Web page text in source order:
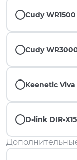
Cudy WR1500
Cudy
Keenetic Viva
D-link DIR-